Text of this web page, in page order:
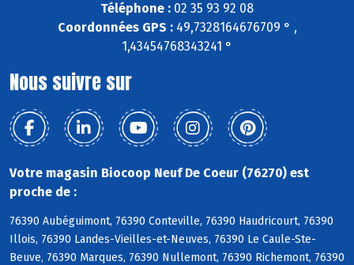
Téléphone : 02 35 93 92 08
Coordonnées GPS :49,7328164676709 ° ,
1,43454768343241 °
Nous suivre sur
Votre magasin Biocoop Neuf De Coeur (76270) est
proche de :
76390 Aubéguimont, 76390 Conteville, 76390 Haudricourt, 76390
Illois, 76390 Landes-Vieilles-et-Neuves, 76390 Le Caule-Ste-
Beuve, 76390 Marques, 76390 Nullemont, 76390 Richemont, 76390